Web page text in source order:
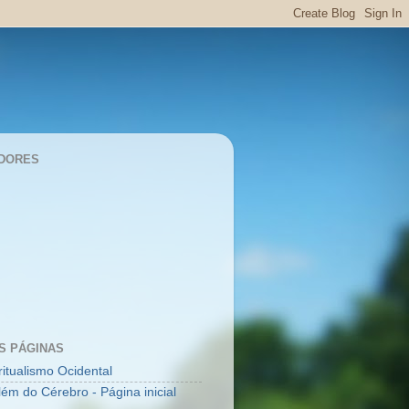
PÁGINAS
Ocidental
do Cérebro - Página inicial